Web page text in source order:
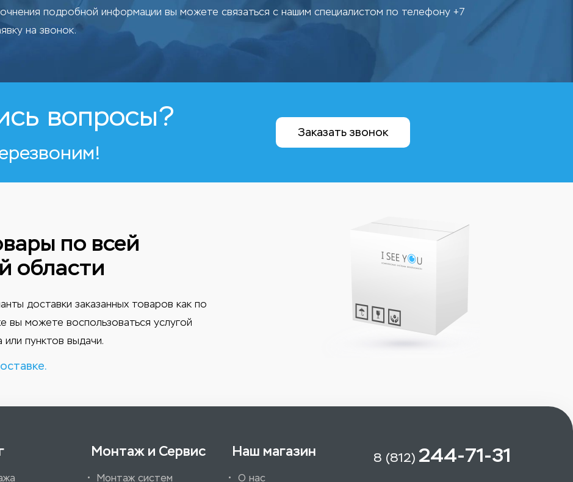
подробной информации вы можете связаться с нашим специалистом по телефону +7
на звонок.
вопросы? Заказать звонок
по всей
области
доставки заказанных товаров как по
вы можете воспользоваться услугой
пунктов выдачи.
Монтаж и Сервис
Монтаж систем
Наш магазин
О нас
8 (812) 244-71-31